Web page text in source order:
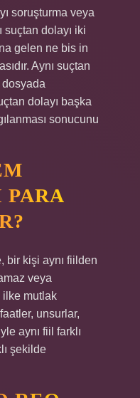
soruşturma veya
suçtan dolayı iki
gelen ne bis in
Aynı suçtan
dosyada
dolayı başka
sonucunu
bir kişi aynı fiilden
veya
ilke mutlak
unsurlar,
aynı fiil farklı
şekilde